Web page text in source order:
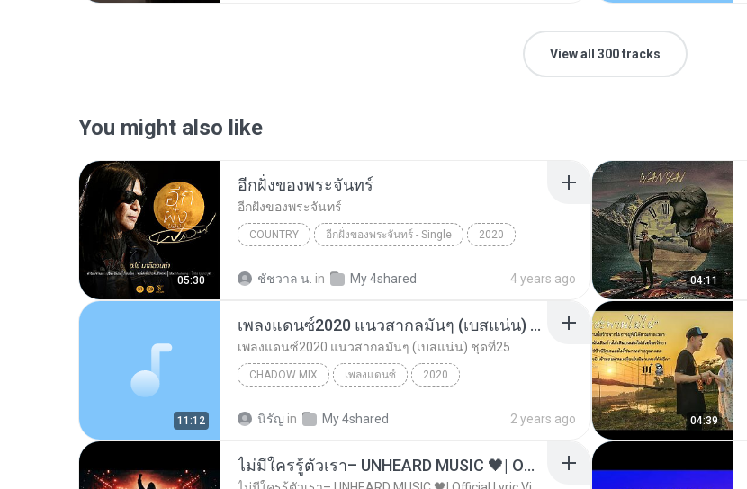
View all 300 tracks
You might also like
05:30
อีกฝั่งของพระจันทร์
อีกฝั่งของพระจันทร์
COUNTRY อีกฝั่งของพระจันทร์ - Single 2020
ชัชวาล น. in My 4shared 4 years ago 04:11
11:12
เพลงแดนซ์2020 แนวสากลมันๆ (เบสแน่น) ชุดที่25
เพลงแดนซ์2020 แนวสากลมันๆ (เบสแน่น) ชุดที่25
CHADOW MIX เพลงแดนซ์ 2020
นิรัญ in My 4shared 2 years ago 04:39
ไม่มีใครรู้ตัวเรา– UNHEARD MUSIC 🖤| Official Lyric Video | เพลงสู้ชีวิต